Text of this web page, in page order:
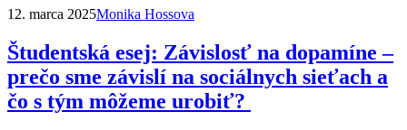
12. marca 2025Monika Hossova
Študentská esej: Závislosť na dopamíne –
prečo sme závislí na sociálnych sieťach a
čo s tým môžeme urobiť?